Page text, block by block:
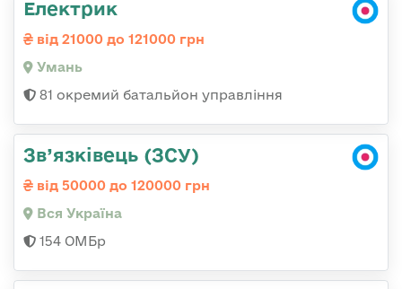
Електрик
від 21000 до 121000 грн
Умань
81 окремий батальйон управління
Зв’язківець (ЗСУ)
від 50000 до 120000 грн
Вся Україна
154 ОМБр